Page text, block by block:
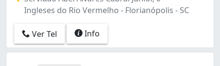
Ingleses do Rio Vermelho - Florianópolis - SC
Ver Tel Info